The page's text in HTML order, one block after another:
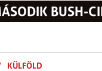
BUSH-
KÜLFÖLD